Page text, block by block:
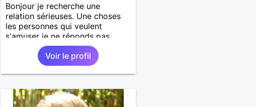
Bonjour je recherche une
relation sérieuses. Une choses
les personnes qui veulent
s'amuser je ne réponds pas....
Voir le profil